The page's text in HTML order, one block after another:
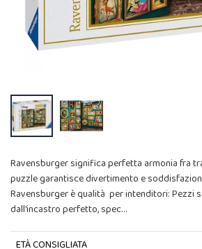
Ravensburger significa perfetta armonia fra
puzzle garantisce divertimento e
Ravensburger è qualità per intenditori: Pezzi
dall'incastro perfetto, spec…
ETÀ CONSIGLIATA